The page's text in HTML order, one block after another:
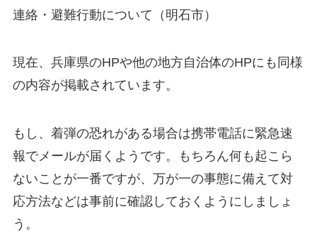
連絡・避難行動について（明石市）
現在、兵庫県のHPや他の地方自治体のHPにも同様
の内容が掲載されています。
もし、着弾の恐れがある場合は携帯電話に緊急速
報でメールが届くようです。もちろん何も起こら
ないことが一番ですが、万が一の事態に備えて対
応方法などは事前に確認しておくようにしましょ
う。